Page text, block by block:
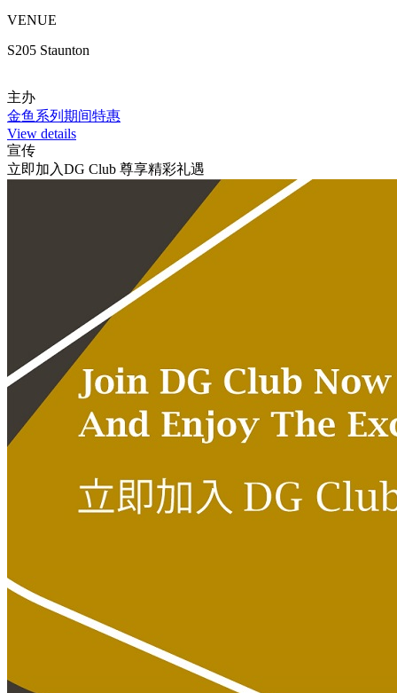
VENUE
S205 Staunton
主办
金鱼系列期间特惠
View details
宣传
立即加入DG Club 尊享精彩礼遇